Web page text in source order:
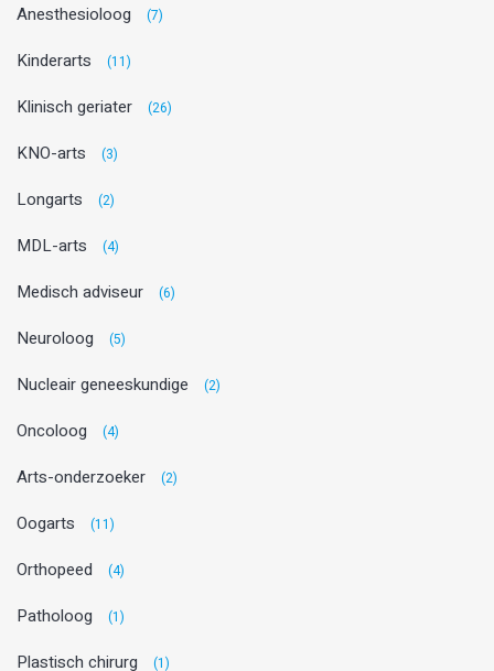
Anesthesioloog (7)
Kinderarts (11)
Klinisch geriater (26)
KNO-arts (3)
Longarts (2)
MDL-arts (4)
Medisch adviseur (6)
Neuroloog (5)
Nucleair geneeskundige (2)
Oncoloog (4)
Arts-onderzoeker (2)
Oogarts (11)
Orthopeed (4)
Patholoog (1)
Plastisch chirurg (1)